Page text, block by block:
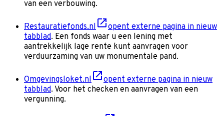
van een verbouwing.
Restauratiefonds.nl
opent externe pagina in nieuw
tabblad. Een fonds waar u een lening met
aantrekkelijk lage rente kunt aanvragen voor
verduurzaming van uw monumentale pand.
Omgevingsloket.nl
opent externe pagina in nieuw
tabblad. Voor het checken en aanvragen van een
vergunning.